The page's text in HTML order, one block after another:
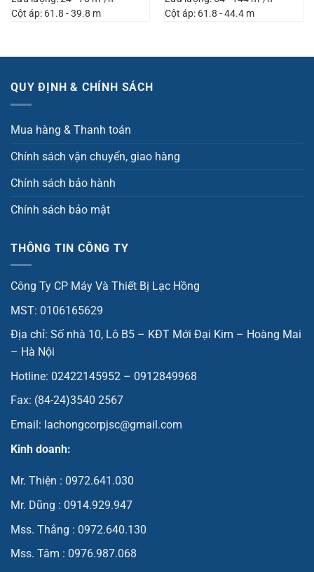
Cột áp: 61.8 - 39.8 m
Cột áp: 61.8 - 44.4 m
QUY ĐỊNH & CHÍNH SÁCH
Mua hàng & Thanh toán
Chính sách vận chuyển, giao hàng
Chính sách bảo hành
Chính sách bảo mật
THÔNG TIN CÔNG TY
Công Ty CP Máy Và Thiết Bị Lạc Hồng
MST: 0106165629
Địa chỉ: Số nhà 10, Lô B5 – KĐT Mới Đại Kim – Hoàng Mai
– Hà Nội
Hotline: 02422145952 – 0912849968
Fax: (84-24)3540 2567
Email: lachongcorpjsc@gmail.com
Kinh doanh:
Mr. Thiện : 0972.641.030
Mr. Dũng : 0914.929.947
Mss. Thắng : 0972.640.130
Mss. Tâm : 0976.987.068